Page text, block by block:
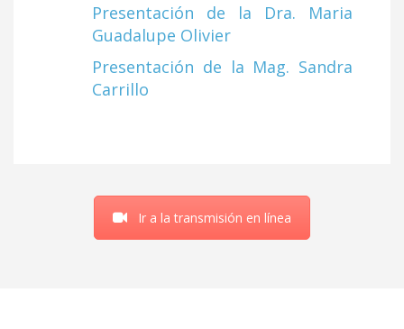
Presentación de la Dra. Maria
Guadalupe Olivier
Presentación de la Mag. Sandra
Carrillo
Ir a la transmisión en línea